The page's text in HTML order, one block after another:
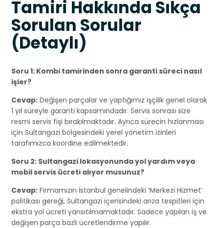
Tamiri Hakkında Sıkça
Sorulan Sorular
(Detaylı)
Soru 1: Kombi tamirinden sonra garanti süreci nasıl
işler?
Cevap: Değişen parçalar ve yaptığımız işçilik genel olarak
1 yıl süreyle garanti kapsamındadır. Servis sonrası size
resmi servis fişi bırakılmaktadır. Ayrıca sürecin hızlanması
için Sultangazi bölgesindeki yerel yönetim izinleri
tarafımızca koordine edilmektedir.
Soru 2: Sultangazi lokasyonunda yol yardım veya
mobil servis ücreti alıyor musunuz?
Cevap: Firmamızın İstanbul genelindeki ‘Merkezi Hizmet’
politikası gereği, Sultangazi içerisindeki arıza tespitleri için
ekstra yol ücreti yansıtılmamaktadır. Sadece yapılan iş ve
değişen parça bazlı ücretlendirme yapılır.